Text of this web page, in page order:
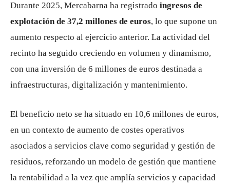
Durante 2025, Mercabarna ha registrado ingresos de
explotación de 37,2 millones de euros, lo que supone un
aumento respecto al ejercicio anterior. La actividad del
recinto ha seguido creciendo en volumen y dinamismo,
con una inversión de 6 millones de euros destinada a
infraestructuras, digitalización y mantenimiento.
El beneficio neto se ha situado en 10,6 millones de euros,
en un contexto de aumento de costes operativos
asociados a servicios clave como seguridad y gestión de
residuos, reforzando un modelo de gestión que mantiene
la rentabilidad a la vez que amplía servicios y capacidad